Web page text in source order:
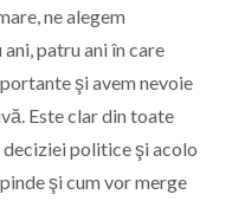
ne alegem
patru ani în care
şi avem nevoie
Este clar din toate
deciziei politice şi acolo
şi cum vor merge